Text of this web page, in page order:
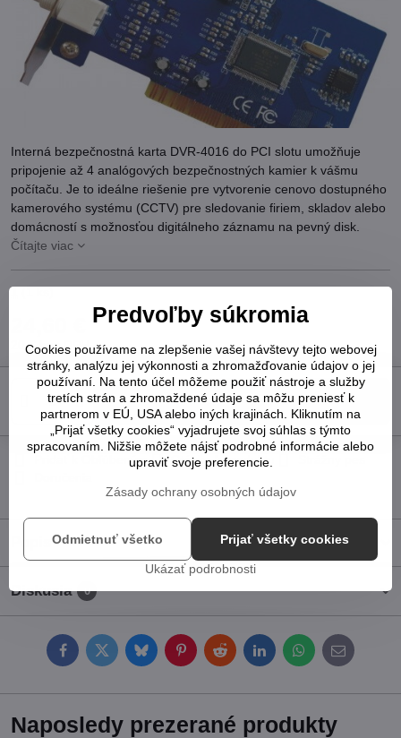
Interná bezpečnostná karta DVR-4016 do PCI slotu umožňuje
pripojenie až 4 analógových bezpečnostných kamier k vášmu
počítaču. Je to ideálne riešenie pre vytvorenie cenovo dostupného
kamerového systému (CCTV) pre sledovanie firiem, skladov alebo
domácností s možnosťou digitálneho záznamu na pevný disk.
Čítajte viac
1
20 €bez DPH
Do košíka
Pridať k Obľúbeným Otázka k produktu
Diskusia 0
FacebookTwitterBlueskyPinterestRedditLinkedInWhatsApp
E-
mail
Naposledy prezerané produkty
Predvoľby súkromia
Cookies používame na zlepšenie vašej návštevy tejto webovej
stránky, analýzu jej výkonnosti a zhromažďovanie údajov o jej
používaní. Na tento účel môžeme použiť nástroje a služby
tretích strán a zhromaždené údaje sa môžu preniesť k
partnerom v EÚ, USA alebo iných krajinách. Kliknutím na
„Prijať všetky cookies“ vyjadrujete svoj súhlas s týmto
spracovaním. Nižšie môžete nájsť podrobné informácie alebo
upraviť svoje preferencie.
Zásady ochrany osobných údajov
Ukázať podrobnosti
Prijať všetky cookies
Odmietnuť všetko